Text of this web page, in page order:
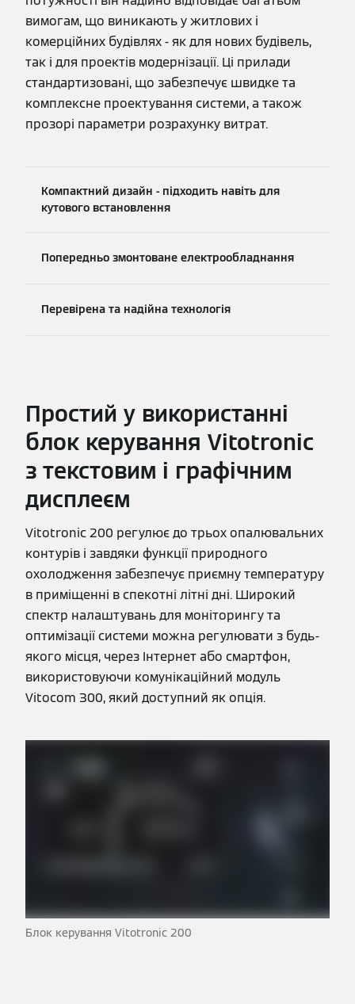
вимогам, що виникають у житлових і
комерційних будівлях - як для нових будівель,
так і для проектів модернізації. Ці прилади
стандартизовані, що забезпечує швидке та
комплексне проектування системи, а також
прозорі параметри розрахунку витрат.
Компактний дизайн - підходить навіть для
кутового встановлення
Попередньо змонтоване електрообладнання
Перевірена та надійна технологія
Простий у використанні
блок керування Vitotronic
з текстовим і графічним
дисплеєм
Vitotronic 200 регулює до трьох опалювальних
контурів і завдяки функції природного
охолодження забезпечує приємну температуру
в приміщенні в спекотні літні дні. Широкий
спектр налаштувань для моніторингу та
оптимізації системи можна регулювати з будь-
якого місця, через Інтернет або смартфон,
використовуючи комунікаційний модуль
Vitocom 300, який доступний як опція.
Блок керування Vitotronic 200